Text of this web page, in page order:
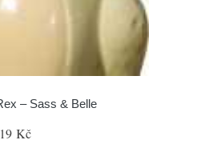
– Sass & Belle
Kč